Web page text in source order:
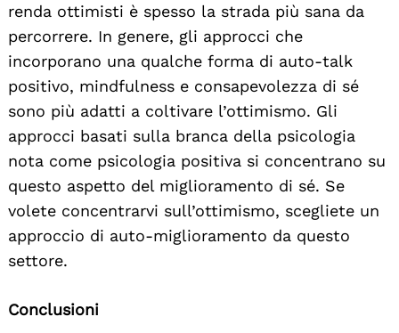
renda ottimisti è spesso la strada più sana da
percorrere. In genere, gli approcci che
incorporano una qualche forma di auto-talk
positivo, mindfulness e consapevolezza di sé
sono più adatti a coltivare l’ottimismo. Gli
approcci basati sulla branca della psicologia
nota come psicologia positiva si concentrano su
questo aspetto del miglioramento di sé. Se
volete concentrarvi sull’ottimismo, scegliete un
approccio di auto-miglioramento da questo
settore.
Conclusioni